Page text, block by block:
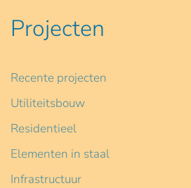
Projecten
Recente projecten
Utiliteitsbouw
Residentieel
Elementen in staal
Infrastructuur